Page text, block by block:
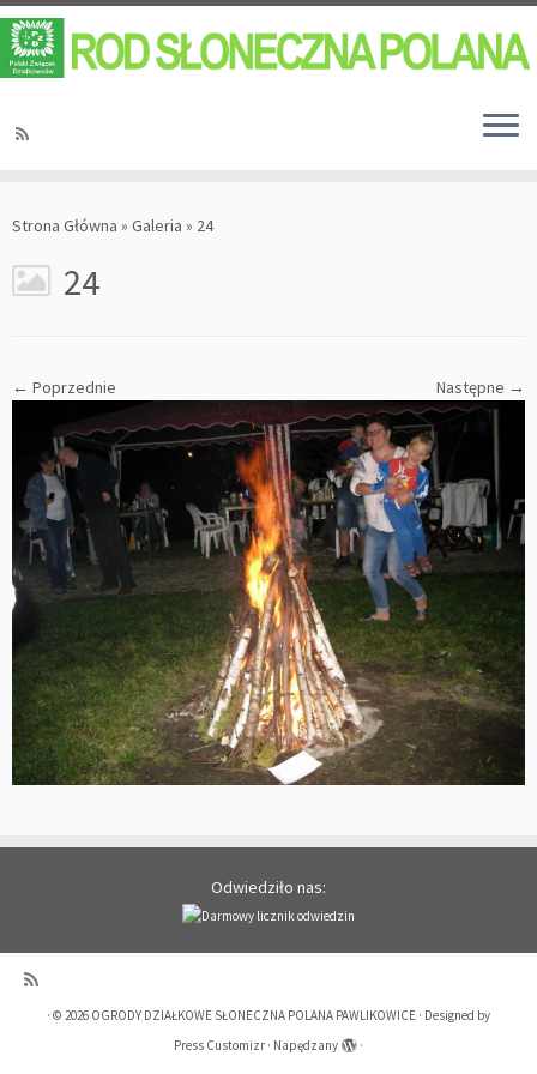
Strona Główna » Galeria » 24
24
← Poprzednie Następne →
Odwiedziło nas:
· © 2026 OGRODY DZIAŁKOWE SŁONECZNA POLANA PAWLIKOWICE · Designed by
Press Customizr · Napędzany ·